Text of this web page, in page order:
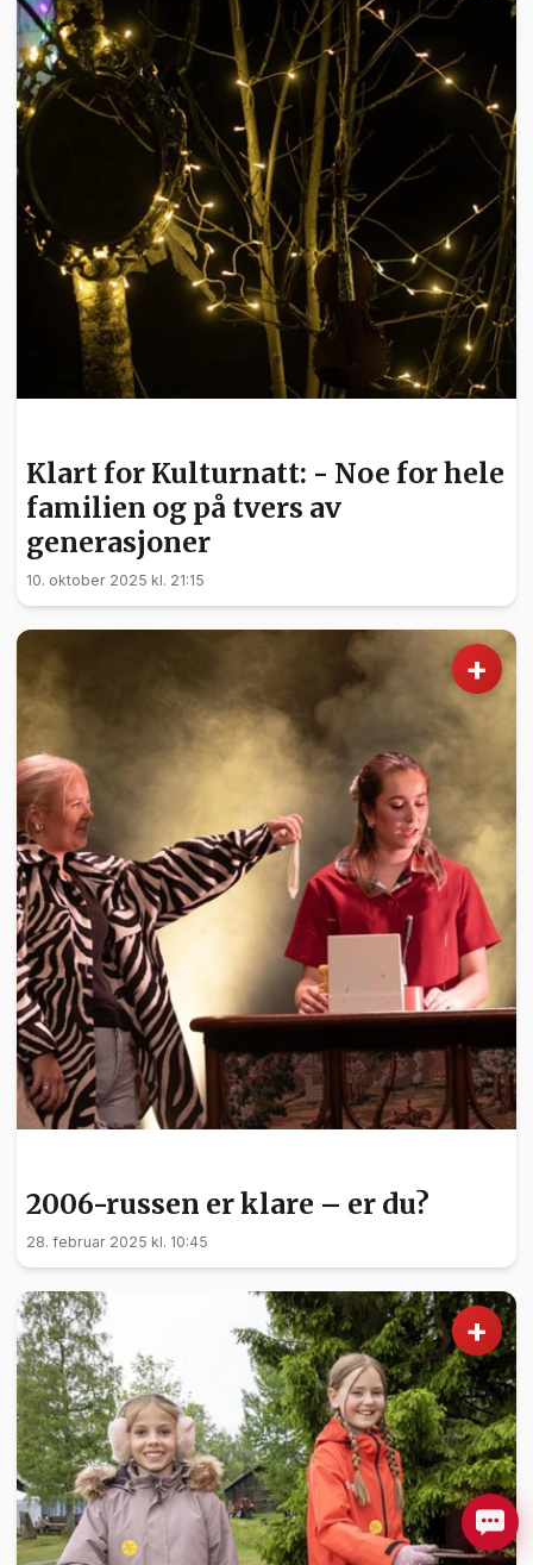
Klart for Kulturnatt: - Noe for hele
familien og på tvers av
generasjoner
10. oktober 2025 kl. 21:15
+
2006-russen er klare – er du?
28. februar 2025 kl. 10:45
+